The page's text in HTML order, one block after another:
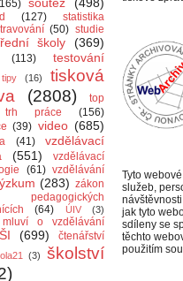
(127)
statistika
(50) studie
školy (369)
(113)
testování
tipy (16)
tisková
(2808)
top
trh práce
(156)
(39) video (685)
(41)
vzdělávací
(551)
vzdělávací
(61) vzdělávání
(283) zákon
(64) ÚIV (3)
o vzdělávání
(699)
čtenářství
(3)
školství
Tyto
služeb,
jak tyto
sdíleny se
těchto
použitím